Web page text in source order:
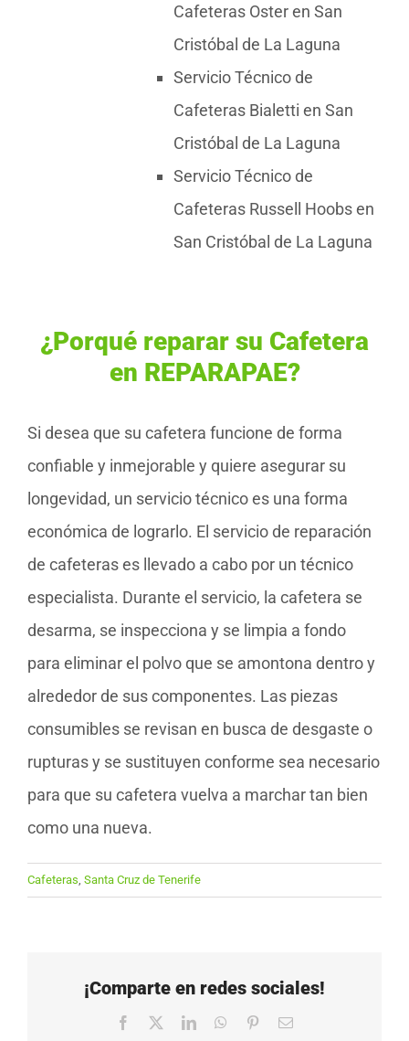
Cafeteras Oster en San
Cristóbal de La Laguna
Servicio Técnico de
Cafeteras Bialetti en San
Cristóbal de La Laguna
Servicio Técnico de
Cafeteras Russell Hoobs en
San Cristóbal de La Laguna
¿Porqué reparar su Cafetera
en REPARAPAE?
Si desea que su cafetera funcione de forma
confiable y inmejorable y quiere asegurar su
longevidad, un servicio técnico es una forma
económica de lograrlo. El servicio de reparación
de cafeteras es llevado a cabo por un técnico
especialista. Durante el servicio, la cafetera se
desarma, se inspecciona y se limpia a fondo
para eliminar el polvo que se amontona dentro y
alrededor de sus componentes. Las piezas
consumibles se revisan en busca de desgaste o
rupturas y se sustituyen conforme sea necesario
para que su cafetera vuelva a marchar tan bien
como una nueva.
Cafeteras Santa Cruz de Tenerife
¡Comparte en redes sociales!
Facebook LinkedInWhatsApp
PinterestCorreo